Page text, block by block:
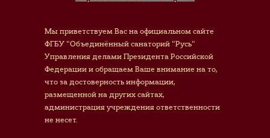
Мы приветствуем Вас на официальном сайте
ФГБУ "Объединённый санаторий "Русь"
Управления делами Президента Российской
Федерации и обращаем Ваше внимание на то,
что за достоверность информации,
размещенной на других сайтах,
администрация учреждения ответственности
не несет.